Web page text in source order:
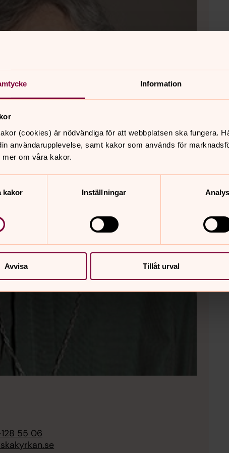
Information
(cookies) är nödvändiga för att webbplatsen ska fungera.
användarupplevelse, samt kakor som används för
mer om våra kakor.
kakor
Inställningar Analys
Avvisa Tillåt urval
55 06